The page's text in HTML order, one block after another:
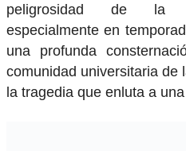
peligrosidad de la
especialmente en
una profunda
comunidad universitaria de
la tragedia que enluta a